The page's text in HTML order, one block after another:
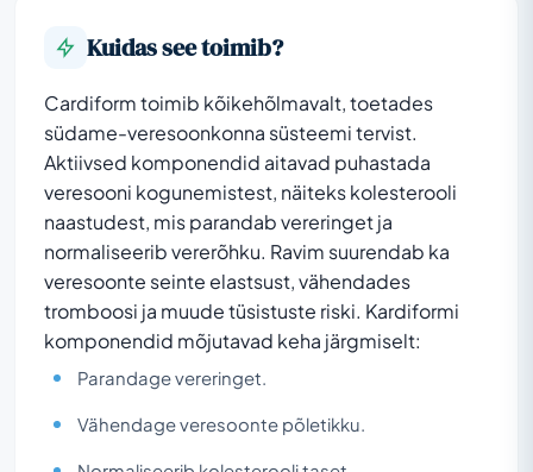
Kuidas see toimib?
Cardiform toimib kõikehõlmavalt, toetades
südame-veresoonkonna süsteemi tervist.
Aktiivsed komponendid aitavad puhastada
veresooni kogunemistest, näiteks kolesterooli
naastudest, mis parandab vereringet ja
normaliseerib vererõhku. Ravim suurendab ka
veresoonte seinte elastsust, vähendades
tromboosi ja muude tüsistuste riski. Kardiformi
komponendid mõjutavad keha järgmiselt:
Parandage vereringet.
Vähendage veresoonte põletikku.